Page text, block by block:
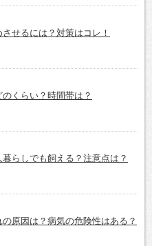
せるには？対策はコレ！
くらい？時間帯は？
らしでも飼える？注意点は？
原因は？病気の危険性はある？